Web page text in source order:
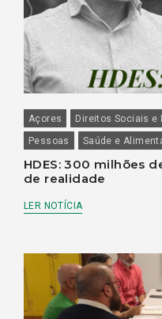
Açores Direitos Sociais e
Pessoas
Saúde e
HDES: 300 milhões
de realidade
LER NOTÍCIA